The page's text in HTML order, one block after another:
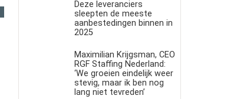
Deze leveranciers
sleepten de meeste
aanbestedingen binnen in
2025
Maximilian Krijgsman, CEO
RGF Staffing Nederland:
‘We groeien eindelijk weer
stevig, maar ik ben nog
lang niet tevreden’